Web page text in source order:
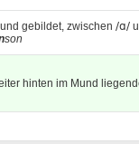
gebildet, zwischen /ɑ/
son
hinten im Mund